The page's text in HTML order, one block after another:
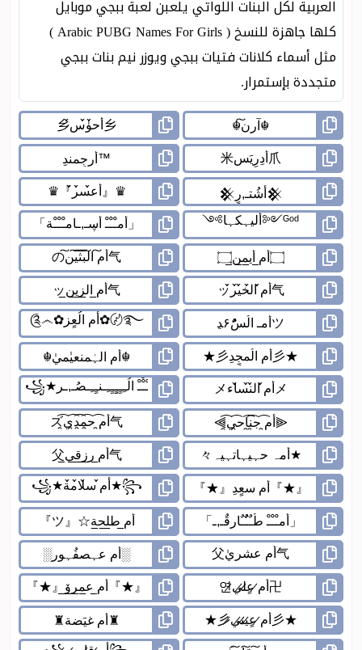
العربية لكل البنات اللواتي يلعبن لعبة ببجي موبايل
كلها جاهزة للنسخ ( Arabic PUBG Names For Girls )
مثل أسماء كلانات فتيات ببجي ويوزر نيم بنات ببجي
متجددة بإستمرار.